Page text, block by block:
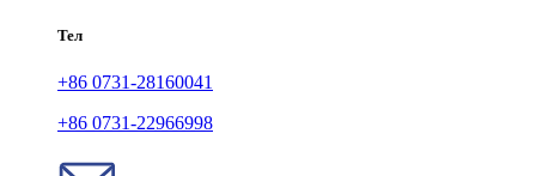
Тел
+86 0731-28160041
+86 0731-22966998